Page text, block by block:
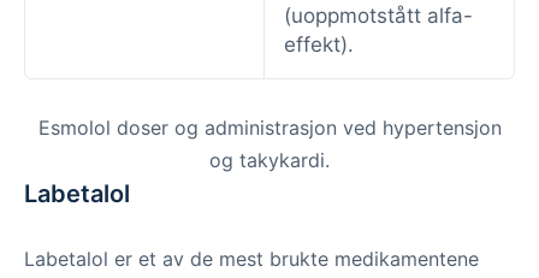
(uoppmotstått alfa-
effekt).
Esmolol doser og administrasjon ved hypertensjon
og takykardi.
Labetalol
Labetalol er et av de mest brukte medikamentene